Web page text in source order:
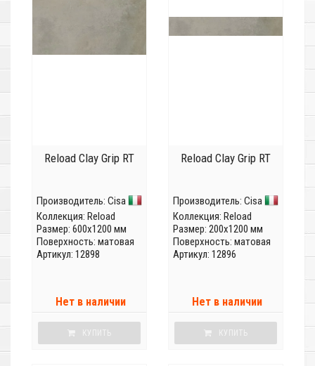
Reload Clay Grip RT
Производитель: Cisa
Коллекция: Reload
Размер: 600x1200 мм
Поверхность: матовая
Артикул: 12898
Нет в наличии
КУПИТЬ
Reload Clay Grip RT
Производитель: Cisa
Коллекция: Reload
Размер: 200x1200 мм
Поверхность: матовая
Артикул: 12896
Нет в наличии
КУПИТЬ